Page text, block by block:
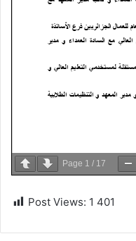
Page 1 / 17
Post Views: 1 401